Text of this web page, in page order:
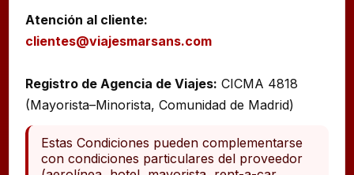
Atención al cliente:
clientes@viajesmarsans.com
Registro de Agencia de Viajes: CICMA 4818
Estas Condiciones pueden complementarse
con condiciones particulares del proveedor